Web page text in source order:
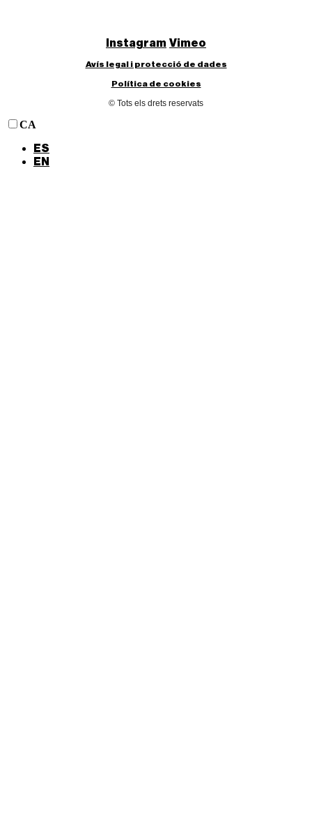
Instagram Vimeo
Avís legal i protecció de dades
Política de cookies
© Tots els drets reservats
CA
ES
EN